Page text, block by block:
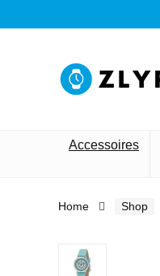
Accessoires
Home Shop